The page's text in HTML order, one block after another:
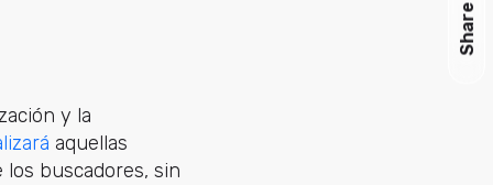
y la
aquellas
los buscadores, sin
Share